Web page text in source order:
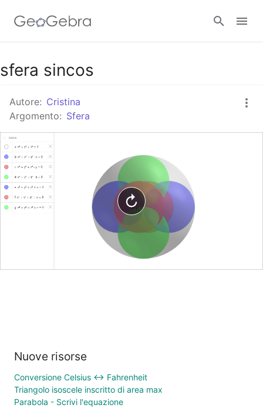
sfera sincos
Autore: Cristina
Argomento: Sfera
Nuove risorse
Conversione Celsius ↔ Fahrenheit
Triangolo isoscele inscritto di area max
Parabola - Scrivi l'equazione